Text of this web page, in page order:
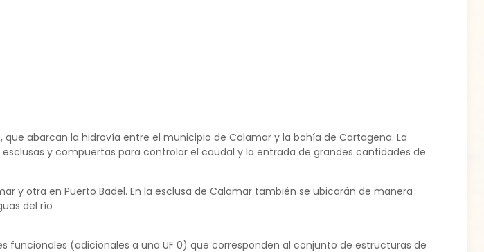
que abarcan la hidrovía entre el municipio de Calamar y la bahía de Cartagena. La
y compuertas para controlar el caudal y la entrada de grandes cantidades de
y otra en Puerto Badel. En la esclusa de Calamar también se ubicarán de manera
del río
funcionales (adicionales a una UF 0) que corresponden al conjunto de estructuras de